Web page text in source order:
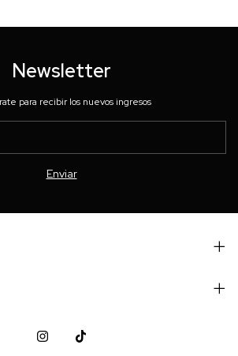
Newsletter
para recibir los nuevos ingresos